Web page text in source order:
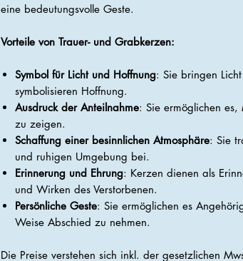
eine bedeutungsvolle Geste.
Vorteile von Trauer- und Grabkerzen:
Symbol für Licht und Hoffnung: Sie bringen
symbolisieren Hoffnung.
Ausdruck der Anteilnahme: Sie ermöglichen es,
zu zeigen.
Schaffung einer besinnlichen Atmosphäre: Sie
und ruhigen Umgebung bei.
Erinnerung und Ehrung: Kerzen dienen als
und Wirken des Verstorbenen.
Persönliche Geste: Sie ermöglichen es
Weise Abschied zu nehmen.
Die Preise verstehen sich inkl. der gesetzlichen